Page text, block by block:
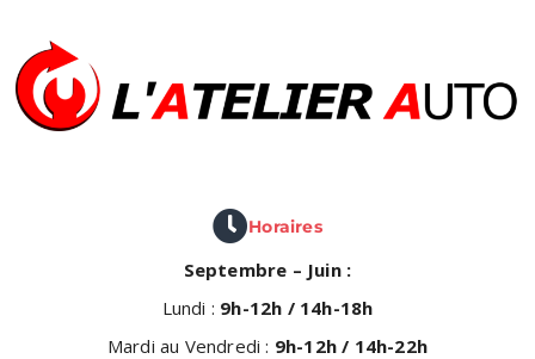
Horaires
Septembre – Juin :
Lundi : 9h-12h / 14h-18h
Mardi au Vendredi : 9h-12h / 14h-22h